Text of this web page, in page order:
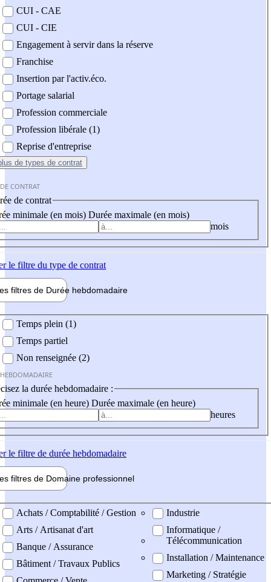
CUI - CAE
CUI - CIE
Engagement à servir dans la réserve
Franchise
Insertion par l'activ.éco.
Portage salarial
Profession commerciale
Profession libérale (1)
Reprise d'entreprise
de types de contrat
CONTRAT
de contrat
minimale (en mois) Durée maximale (en mois)
mois
le filtre du type de contrat
filtres de Durée hebdomadaire
Temps plein (1)
Temps partiel
Non renseignée (2)
la durée hebdomadaire :
minimale (en heure) Durée maximale (en heure)
heures
le filtre de durée hebdomadaire
filtres de Domaine professionnel
professionel
Achats / Comptabilité / Gestion
Arts / Artisanat d'art
Banque / Assurance
Bâtiment / Travaux Publics
Industrie
Informatique /
Télécommunication
Installation / Maintenance
Marketing / Stratégie